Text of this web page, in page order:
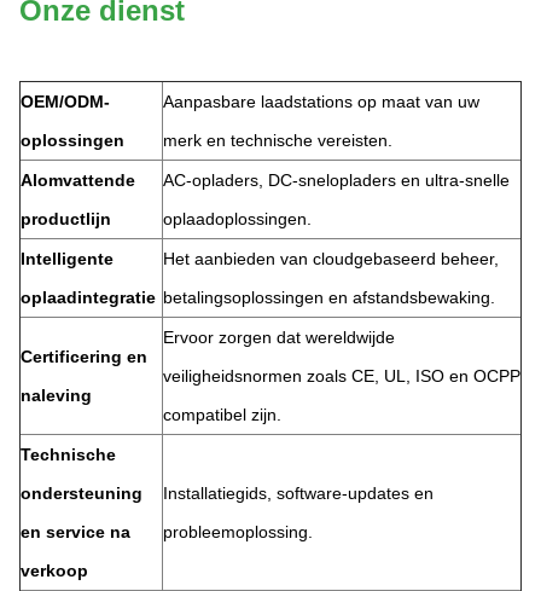
Onze dienst
OEM/ODM-
oplossingen
Aanpasbare laadstations op maat van uw
merk en technische vereisten.
Alomvattende
productlijn
AC-opladers, DC-snelopladers en ultra-snelle
oplaadoplossingen.
Intelligente
oplaadintegratie
Het aanbieden van cloudgebaseerd beheer,
betalingsoplossingen en afstandsbewaking.
Certificering en
naleving
Ervoor zorgen dat wereldwijde
veiligheidsnormen zoals CE, UL, ISO en OCPP
compatibel zijn.
Technische
ondersteuning
en service na
verkoop
Installatiegids, software-updates en
probleemoplossing.